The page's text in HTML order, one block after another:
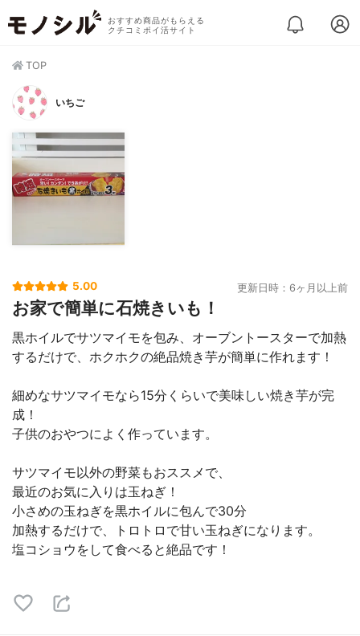
おすすめ商品がもらえる
クチコミポイ活サイト
TOP
いちご
5.00 更新日時：6ヶ月以上前
お家で簡単に石焼きいも！
黒ホイルでサツマイモを包み、オーブントースターで加熱
するだけで、ホクホクの絶品焼き芋が簡単に作れます！
細めなサツマイモなら15分くらいで美味しい焼き芋が完
成！
子供のおやつによく作っています。
サツマイモ以外の野菜もおススメで、
最近のお気に入りは玉ねぎ！
小さめの玉ねぎを黒ホイルに包んで30分
加熱するだけで、トロトロで甘い玉ねぎになります。
塩コショウをして食べると絶品です！